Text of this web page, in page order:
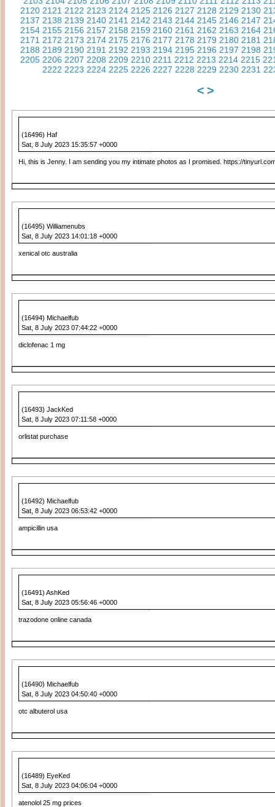
2120 2121 2122 2123 2124 2125 2126 2127 2128 2129 2130
2137 2138 2139 2140 2141 2142 2143 2144 2145 2146 2147
2154 2155 2156 2157 2158 2159 2160 2161 2162 2163 2164
2171 2172 2173 2174 2175 2176 2177 2178 2179 2180 2181
2188 2189 2190 2191 2192 2193 2194 2195 2196 2197 2198
2205 2206 2207 2208 2209 2210 2211 2212 2213 2214 2215
2222 2223 2224 2225 2226 2227 2228 2229 2230 2231
< >
(16496) Haf
Sat, 8 July 2023 15:35:57 +0000
Hi, this is Jenny. I am sending you my intimate photos as I promised. https://
(16495) Williamenubs
Sat, 8 July 2023 14:01:18 +0000
xenical otc australia
(16494) Michaelfub
Sat, 8 July 2023 07:44:22 +0000
diclofenac 1 mg
(16493) JackKed
Sat, 8 July 2023 07:11:58 +0000
orlistat purchase
(16492) Michaelfub
Sat, 8 July 2023 06:53:42 +0000
ampicillin usa
(16491) AshKed
Sat, 8 July 2023 05:56:46 +0000
trazodone online canada
(16490) Michaelfub
Sat, 8 July 2023 04:50:40 +0000
otc albuterol usa
(16489) EyeKed
Sat, 8 July 2023 04:06:04 +0000
atenolol 25 mg prices